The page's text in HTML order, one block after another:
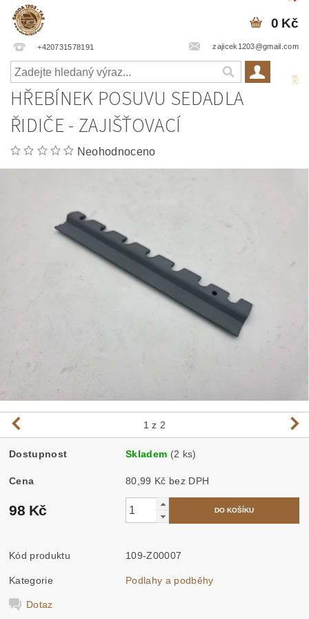
+420731578191 zajicek1203@gmail.com
0 Kč
HŘEBÍNEK POSUVU SEDADLA
ŘIDIČE - ZAJIŠŤOVACÍ
Neohodnoceno
1 z 2
Dostupnost Skladem (2 ks)
Cena 80,99 Kč bez DPH
98 Kč
Kód produktu 109-Z00007
Kategorie Podlahy a podběhy
Dotaz